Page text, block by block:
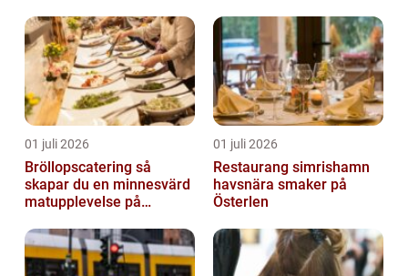
01 juli 2026
Bröllopscatering så
skapar du en minnesvärd
matupplevelse på
01 juli 2026
Restaurang simrishamn
havsnära smaker på
Österlen